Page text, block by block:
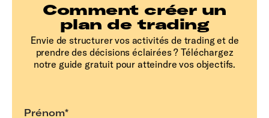
Comment créer un
plan de trading
Envie de structurer vos activités de trading et de
prendre des décisions éclairées ? Téléchargez
notre guide gratuit pour atteindre vos objectifs.
Prénom*